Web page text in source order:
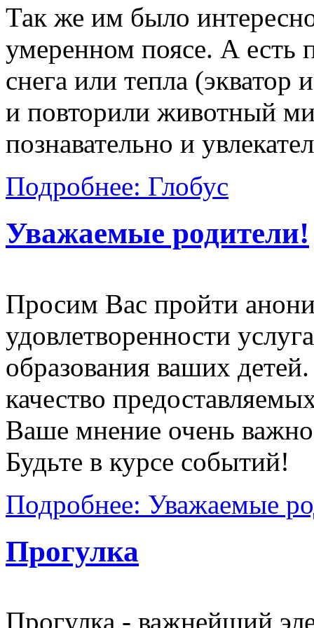
Так же им было
умеренном поясе. А есть
снега или тепла
и повторили животный
познавательно и
Подробнее: Глобус
Уважаемые родители!
Просим Вас пройти
удовлетворенности
образования ваших
качество
Ваше мнение очень
Будьте в курсе событий!
Подробнее: Уважаемые
Прогулка
Прогулка - важнейший